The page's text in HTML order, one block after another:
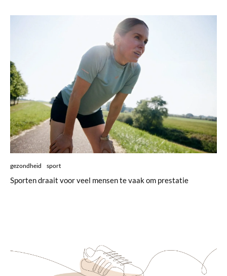
gezondheid sport
Sporten draait voor veel mensen te vaak om prestatie